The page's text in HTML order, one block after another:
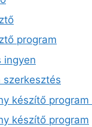
program
ingyen
szerkesztés
készítő program
készítő program